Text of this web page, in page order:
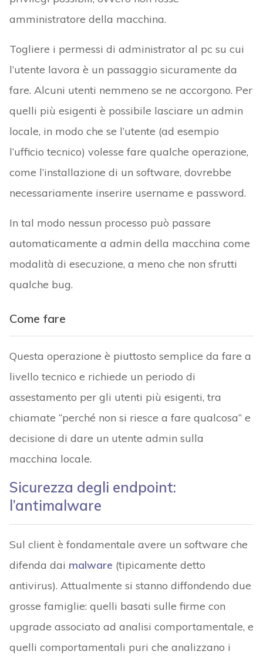
amministratore della macchina.
Togliere i permessi di administrator al pc su cui
l’utente lavora è un passaggio sicuramente da
fare. Alcuni utenti nemmeno se ne accorgono. Per
quelli più esigenti è possibile lasciare un admin
locale, in modo che se l’utente (ad esempio
l’ufficio tecnico) volesse fare qualche operazione,
come l’installazione di un software, dovrebbe
necessariamente inserire username e password.
In tal modo nessun processo può passare
automaticamente a admin della macchina come
modalità di esecuzione, a meno che non sfrutti
qualche bug.
Come fare
Questa operazione è piuttosto semplice da fare a
livello tecnico e richiede un periodo di
assestamento per gli utenti più esigenti, tra
chiamate “perché non si riesce a fare qualcosa” e
decisione di dare un utente admin sulla
macchina locale.
Sicurezza degli endpoint:
l’antimalware
Sul client è fondamentale avere un software che
difenda dai malware (tipicamente detto
antivirus). Attualmente si stanno diffondendo due
grosse famiglie: quelli basati sulle firme con
upgrade associato ad analisi comportamentale, e
quelli comportamentali puri che analizzano i